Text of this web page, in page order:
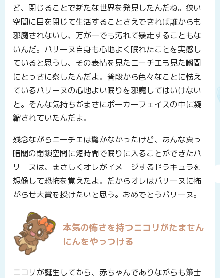
ど、閉じることで新たな世界を発見したんだね。狭い
空間に目を閉じて生活することさえできれば誰からも
邪魔されないし、万が一でも汚れて暴走することもな
いんだ。パリーヌ自身も心地よく眠れたことを実感し
ていると思うし、その表情を見たニーチエも見た瞬間
にとっさに察したんだよ。普段から色々なことに怯え
ているパリーヌの心地よい眠りを邪魔してはいけない
と。そんな気持ちがまさにポーカーフェイスの中に凝
縮されていたんだよ。
残念ながらニーチエは驚かなかったけど、あんな真っ
暗闇の閉鎖空間に短時間で眠りに入ることができたパ
リーヌは、まさしくオレがイメージするドラキュラを
想像して恐怖を覚えたよ。だからオレはパリーヌに怖
がらせ大賞を授けたいと思う。おめでとうパリーヌ。
本気の怖さを持つニコリがたません
にんをやっつける
ニコリが誕生してから、赤ちゃんでありながらも策士